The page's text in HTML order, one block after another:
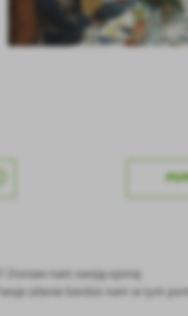
cookies umożliwiają stronie internetowej
oraz personalizację określonych
ODRZUĆ WSZYSTKIE
Zostaw nam swoją opinię
zdanie bardzo nam w tym